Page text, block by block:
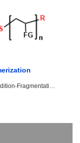
Fragmentati…